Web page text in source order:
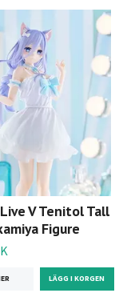
V Tenitol Tall
Figure